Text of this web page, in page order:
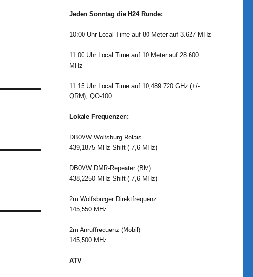
Jeden Sonntag die H24 Runde:
10:00 Uhr Local Time auf 80 Meter auf 3.627 MHz
11:00 Uhr Local Time auf 10 Meter auf 28.600
MHz
11:15 Uhr Local Time auf 10,489 720 GHz (+/-
QRM), QO-100
Lokale Frequenzen:
DB0VW Wolfsburg Relais
439,1875 MHz Shift (-7,6 MHz)
DB0VW DMR-Repeater (BM)
438,2250 MHz Shift (-7,6 MHz)
2m Wolfsburger Direktfrequenz
145,550 MHz
2m Anruffrequenz (Mobil)
145,500 MHz
ATV